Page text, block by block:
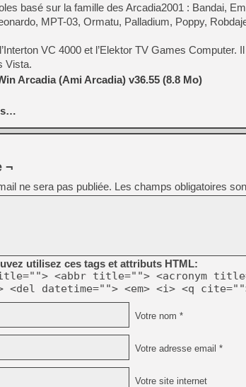
basé sur la famille des Arcadia2001 : Bandai,
MPT-03, Ormatu, Palladium, Poppy,
VC 4000 et l’Elektor TV Games
Vista.
Arcadia (Ami Arcadia) v36.55 (8.8 Mo)
¬
ne sera pas publiée. Les champs obligatoires
utilisez ces tags et attributs HTML:
<abbr title=""> <acronym
<del datetime=""> <em> <i> <q
Votre nom *
Votre adresse email *
Votre site internet